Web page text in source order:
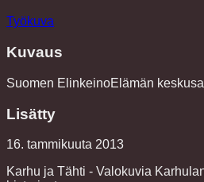
Työkuva
Kuvaus
Suomen ElinkeinoElämän
Lisätty
16. tammikuuta 2013
Karhu ja Tähti - Valokuvia